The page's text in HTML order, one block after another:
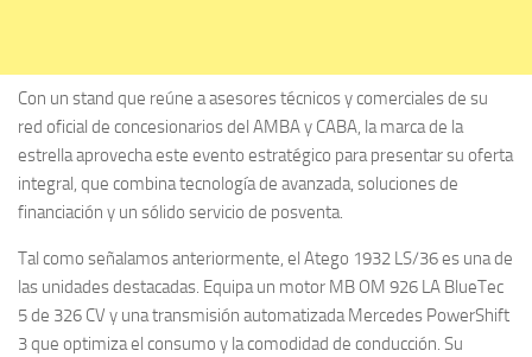
Con un stand que reúne a asesores técnicos y comerciales de su
red oficial de concesionarios del AMBA y CABA, la marca de la
estrella aprovecha este evento estratégico para presentar su oferta
integral, que combina tecnología de avanzada, soluciones de
financiación y un sólido servicio de posventa.
Tal como señalamos anteriormente, el Atego 1932 LS/36 es una de
las unidades destacadas. Equipa un motor MB OM 926 LA BlueTec
5 de 326 CV y una transmisión automatizada Mercedes PowerShift
3 que optimiza el consumo y la comodidad de conducción. Su